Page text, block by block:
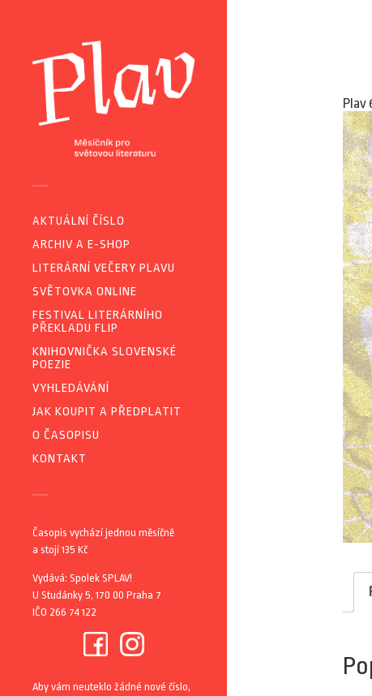
AKTUÁLNÍ ČÍSLO
ARCHIV A E-SHOP
LITERÁRNÍ VEČERY PLAVU
SVĚTOVKA ONLINE
FESTIVAL LITERÁRNÍHO
PŘEKLADU FLIP
KNIHOVNIČKA SLOVENSKÉ
POEZIE
VYHLEDÁVÁNÍ
JAK KOUPIT A PŘEDPLATIT
O ČASOPISU
KONTAKT
Časopis vychází jednou měsíčně
a stojí 135 Kč
Vydává: Spolek SPLAV!
U Studánky 5, 170 00 Praha 7
IČO 266 74 122
Aby vám neuteklo žádné nové číslo,
Plav